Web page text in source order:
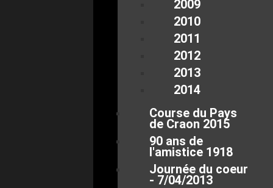
2009
2010
2011
2012
2013
2014
Course du Pays
de Craon 2015
90 ans de
l'amistice 1918
Journée du coeur
- 7/04/2013